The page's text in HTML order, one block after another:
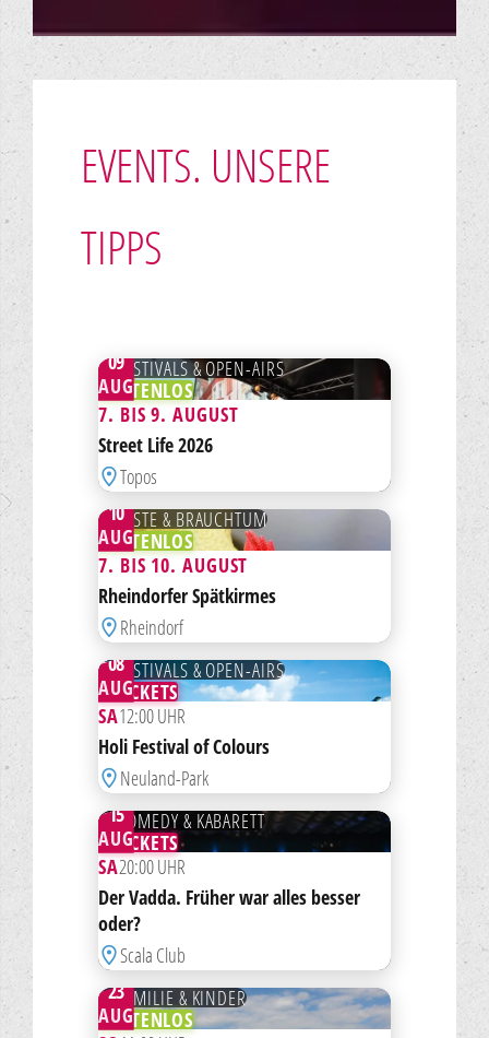
EVENTS. UNSERE
TIPPS
09
AUG
FESTIVALS & OPEN-AIRS
KOSTENLOS
ZUR MERKLISTE HINZUFÜGEN
7. BIS 9. AUGUST
Street Life 2026
Topos
BIS
10
AUG
FESTE & BRAUCHTUM
KOSTENLOS
ZUR MERKLISTE HINZUFÜGEN
7. BIS 10. AUGUST
Rheindorfer Spätkirmes
Rheindorf
08
AUG
FESTIVALS & OPEN-AIRS
TICKETS
ZUR MERKLISTE HINZUFÜGEN
SA12:00 UHR
Holi Festival of Colours
Neuland-Park
15
AUG
COMEDY & KABARETT
TICKETS
ZUR MERKLISTE HINZUFÜGEN
SA20:00 UHR
Der Vadda. Früher war alles besser
oder?
Scala Club
23
AUG
FAMILIE & KINDER
KOSTENLOS